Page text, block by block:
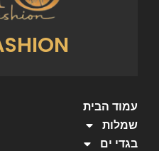
עמוד הבית
שמלות
בגדי ים